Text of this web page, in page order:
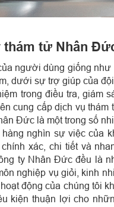
thám tử Nhân
người dùng giống
dưới sự trợ giúp của
trong điều tra, giám
cung cấp dịch vụ
Đức là một trong số
nghìn sự việc của
xác, chi tiết và
ty Nhân Đức đều là
nghiệp vụ giỏi, kinh
động của chúng tôi
kiện thuận lợi cho